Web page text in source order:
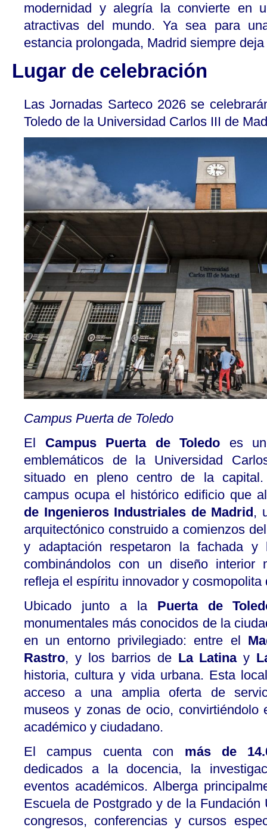
modernidad y alegría la convierte en
atractivas del mundo. Ya sea para
estancia prolongada, Madrid siempre
Lugar de celebración
Las Jornadas Sarteco 2026 se
Toledo de la Universidad Carlos III de
Campus Puerta de Toledo
El Campus Puerta de Toledo es
emblemáticos de la Universidad
situado en pleno centro de la
campus ocupa el histórico edificio que
de Ingenieros Industriales de Madrid,
arquitectónico construido a comienzos
y adaptación respetaron la fachada y
combinándolos con un diseño interior
refleja el espíritu innovador y cosmopolita
Ubicado junto a la Puerta de
monumentales más conocidos de la
en un entorno privilegiado: entre el
Rastro, y los barrios de La Latinay
historia, cultura y vida urbana. Esta
acceso a una amplia oferta de
museos y zonas de ocio, convirtiéndolo
académico y ciudadano.
El campus cuenta con más de
dedicados a la docencia, la
eventos académicos. Alberga
Escuela de Postgrado y de la Fundación
congresos, conferencias y cursos